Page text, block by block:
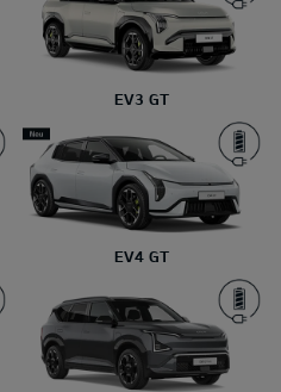
EV3 GT
EV4 GT